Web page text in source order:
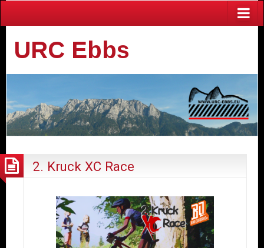
URC Ebbs
2. Kruck XC Race